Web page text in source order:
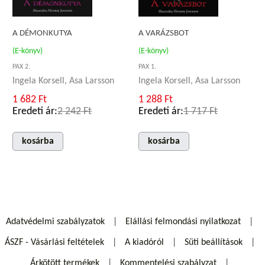
A DÉMONKUTYA
(E-könyv)
PAX 2.
Ingela Korsell, Asa Larsson
1 682 Ft
Eredeti ár:2 242 Ft
kosárba
A VARÁZSBOT
(E-könyv)
PAX 1.
Ingela Korsell, Asa Larsson
1 288 Ft
Eredeti ár:1 717 Ft
kosárba
Adatvédelmi szabályzatok Elállási felmondási nyilatkozat
ÁSZF - Vásárlási feltételek A kiadóról Süti beállítások